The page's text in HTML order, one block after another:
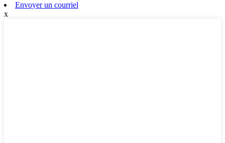
Envoyer un courriel
x